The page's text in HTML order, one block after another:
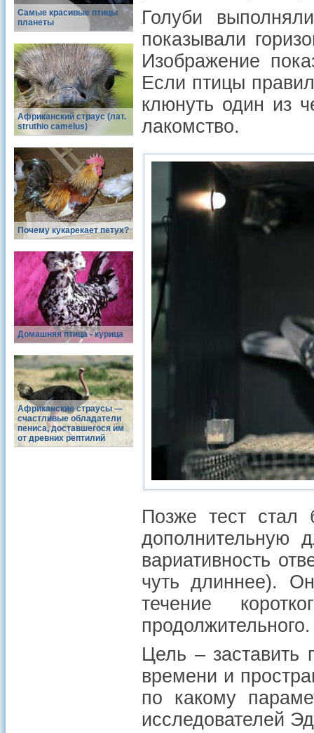
Самые красивые птицы
планеты
Африканский страус (лат.
struthio camelus)
Почему кукарекает петух?
Домашняя птица - курица
Африканские страусы —
счастливые обладатели
пениса, доставшегося им
от древних рептилий
Голуби
показывали
Изображение
Если птицы
клюнуть один из
лакомство.
Позже тест стал
дополнительную
вариативность
чуть длиннее).
течение
продолжительного.
Цель – заставить
времени и
по какому
исследователей